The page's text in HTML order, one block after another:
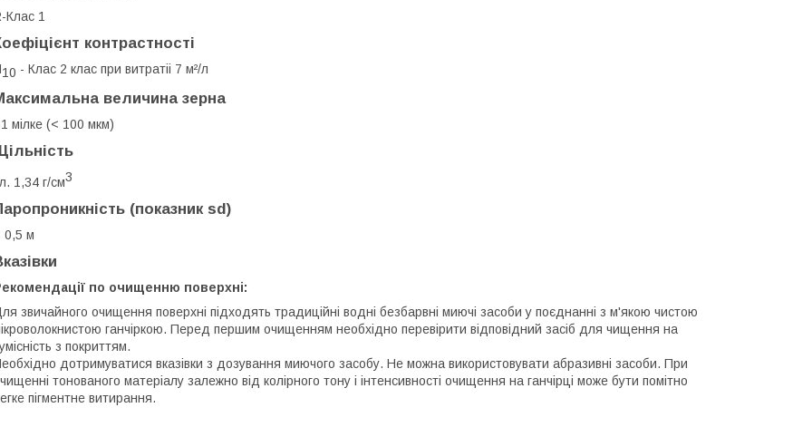
Клас 1
контрастності
10 - Клас 2 клас при витратіі 7 м²/л
величина зерна
мілке (< 100 мкм)
1,34 г/см3
(показник sd)
0,5 м
по очищенню поверхні:
звичайного очищення поверхні підходять традиційні водні безбарвні миючі засоби у поєднанні з м'якою чистою
ганчіркою. Перед першим очищенням необхідно перевірити відповідний засіб для чищення на
з покриттям.
дотримуватися вказівки з дозування миючого засобу. Не можна використовувати абразивні засоби. При
тонованого матеріалу залежно від колірного тону і інтенсивності очищення на ганчірці може бути помітно
пігментне витирання.